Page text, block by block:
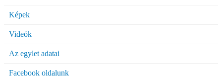
Képek
Videók
Az egylet adatai
Facebook oldalunk